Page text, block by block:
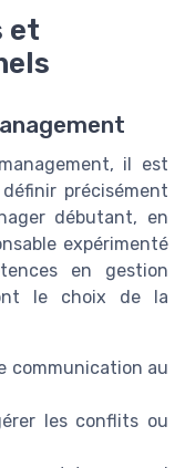
et
il est
précisément
débutant, en
expérimenté
en gestion
le choix de la
communication au
les conflits ou